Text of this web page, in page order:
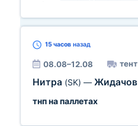
15 часов назад
08.08–12.08 тент
Нитра (SK) — Жидачов
тнп на паллетах